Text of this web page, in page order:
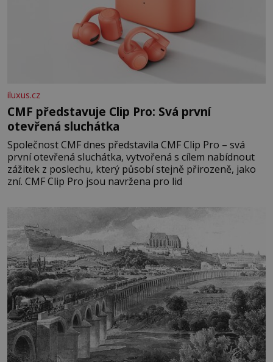
iluxus.cz
CMF představuje Clip Pro: Svá první
otevřená sluchátka
Společnost CMF dnes představila CMF Clip Pro – svá
první otevřená sluchátka, vytvořená s cílem nabídnout
zážitek z poslechu, který působí stejně přirozeně, jako
zní. CMF Clip Pro jsou navržena pro lid